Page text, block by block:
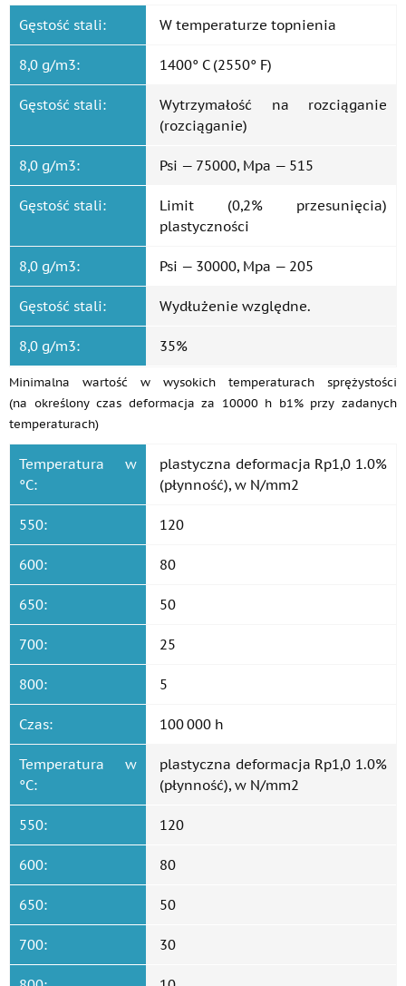
Gęstość stali: W temperaturze topnienia
8,0 g/m3: 1400° C (2550° F)
Gęstość stali:
Wytrzymałość na rozciąganie
(rozciąganie)
8,0 g/m3: Psi — 75000, Mpa — 515
Gęstość stali:
Limit (0,2% przesunięcia)
plastyczności
8,0 g/m3: Psi — 30000, Mpa — 205
Gęstość stali: Wydłużenie względne.
8,0 g/m3: 35%
Minimalna wartość w wysokich temperaturach sprężystości
(na określony czas deformacja za 10000 h b1% przy zadanych
temperaturach)
Temperatura w
°C:
plastyczna deformacja Rp1,0 1.0%
(płynność), w N/mm2
550: 120
600: 80
650: 50
700: 25
800: 5
Czas: 100 000 h
Temperatura w
°C:
plastyczna deformacja Rp1,0 1.0%
(płynność), w N/mm2
550: 120
600: 80
650: 50
700: 30